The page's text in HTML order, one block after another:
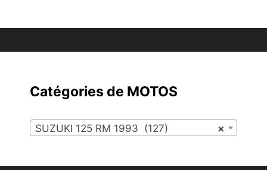
Catégories de MOTOS
×
SUZUKI 125 RM 1993 (127)